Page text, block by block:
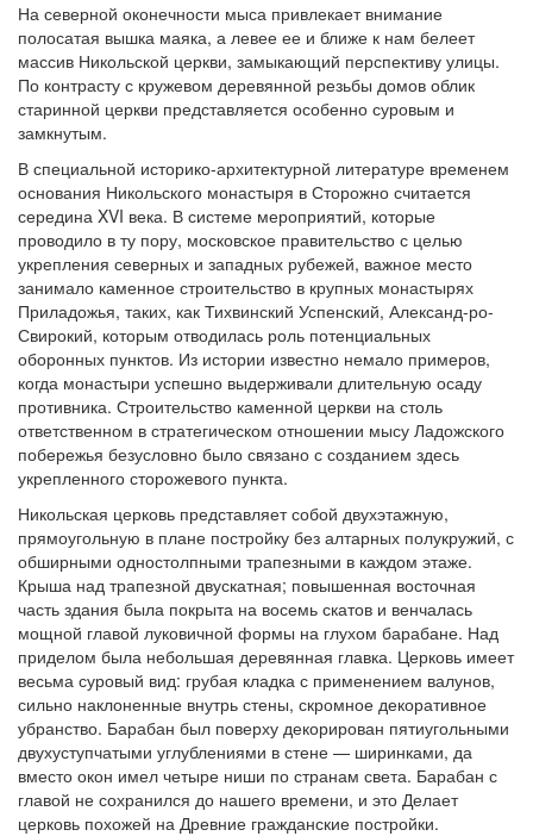
На северной оконечности мыса привлекает внимание
полосатая вышка маяка, а левее ее и ближе к нам белеет
массив Никольской церкви, замыкающий перспективу улицы.
По контрасту с кружевом деревянной резьбы домов облик
старинной церкви представляется особенно суровым и
замкнутым.
В специальной историко-архитектурной литературе временем
основания Никольского монастыря в Сторожно считается
середина XVI века. В системе мероприятий, которые
проводило в ту пору, московское правительство с целью
укрепления северных и западных рубежей, важное место
занимало каменное строительство в крупных монастырях
Приладожья, таких, как Тихвинский Успенский, Александ-ро-
Свирокий, которым отводилась роль потенциальных
оборонных пунктов. Из истории известно немало примеров,
когда монастыри успешно выдерживали длительную осаду
противника. Строительство каменной церкви на столь
ответственном в стратегическом отношении мысу Ладожского
побережья безусловно было связано с созданием здесь
укрепленного сторожевого пункта.
Никольская церковь представляет собой двухэтажную,
прямоугольную в плане постройку без алтарных полукружий, с
обширными одностолпными трапезными в каждом этаже.
Крыша над трапезной двускатная; повышенная восточная
часть здания была покрыта на восемь скатов и венчалась
мощной главой луковичной формы на глухом барабане. Над
приделом была небольшая деревянная главка. Церковь имеет
весьма суровый вид: грубая кладка с применением валунов,
сильно наклоненные внутрь стены, скромное декоративное
убранство. Барабан был поверху декорирован пятиугольными
двухуступчатыми углублениями в стене — ширинками, да
вместо окон имел четыре ниши по странам света. Барабан с
главой не сохранился до нашего времени, и это Делает
церковь похожей на Древние гражданские постройки.